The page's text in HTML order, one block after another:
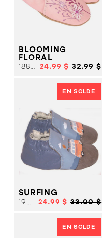
BLOOMING
FLORAL
18858 24.99 $ 32.99 $
EN SOLDE
SURFING
19306 24.99 $ 33.00 $
EN SOLDE